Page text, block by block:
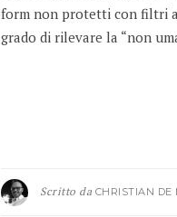
form non protetti con filtri
grado di rilevare la “non
Scritto da CHRISTIAN DE